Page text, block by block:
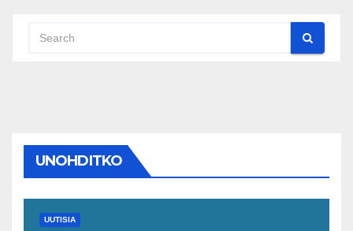
UNOHDITKO
UUTISIA